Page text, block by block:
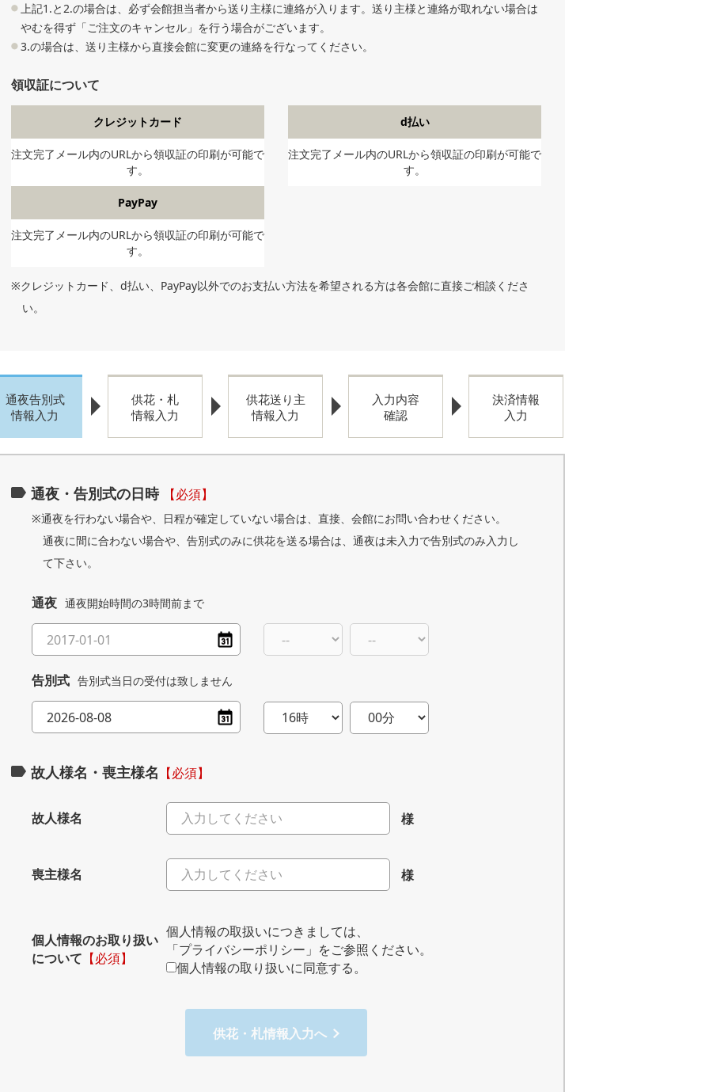
上記1.と2.の場合は、必ず会館担当者から送り主様に連絡が入ります。送り主様と連絡が取れない場合は
やむを得ず「ご注文のキャンセル」を行う場合がございます。
3.の場合は、送り主様から直接会館に変更の連絡を行なってください。
領収証について
クレジットカード
注文完了メール内のURLから領収証の印刷が可能で
す。
d払い
注文完了メール内のURLから領収証の印刷が可能で
す。
PayPay
注文完了メール内のURLから領収証の印刷が可能で
す。
※クレジットカード、d払い、PayPay以外でのお支払い方法を希望される方は各会館に直接ご相談くださ
い。
通夜告別式
情報入力
供花・札
情報入力
供花送り主
情報入力
入力内容
確認
決済情報
入力
通夜・告別式の日時 【必須】
※通夜を行わない場合や、日程が確定していない場合は、直接、会館にお問い合わせください。
通夜に間に合わない場合や、告別式のみに供花を送る場合は、通夜は未入力で告別式のみ入力し
て下さい。
通夜 通夜開始時間の3時間前まで
告別式 告別式当日の受付は致しません
故人様名・喪主様名 【必須】
故人様名 様
喪主様名 様
個人情報のお取り扱い
について 【必須】
個人情報の取扱いにつきましては、
「プライバシーポリシー」 をご参照ください。
個人情報の取り扱いに同意する。
供花・札情報入力へ